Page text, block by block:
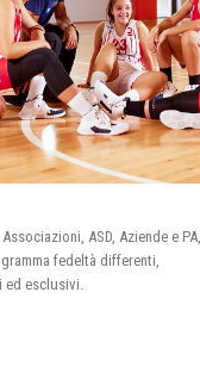
ASD, Aziende e PA,
fedeltà differenti,
esclusivi.